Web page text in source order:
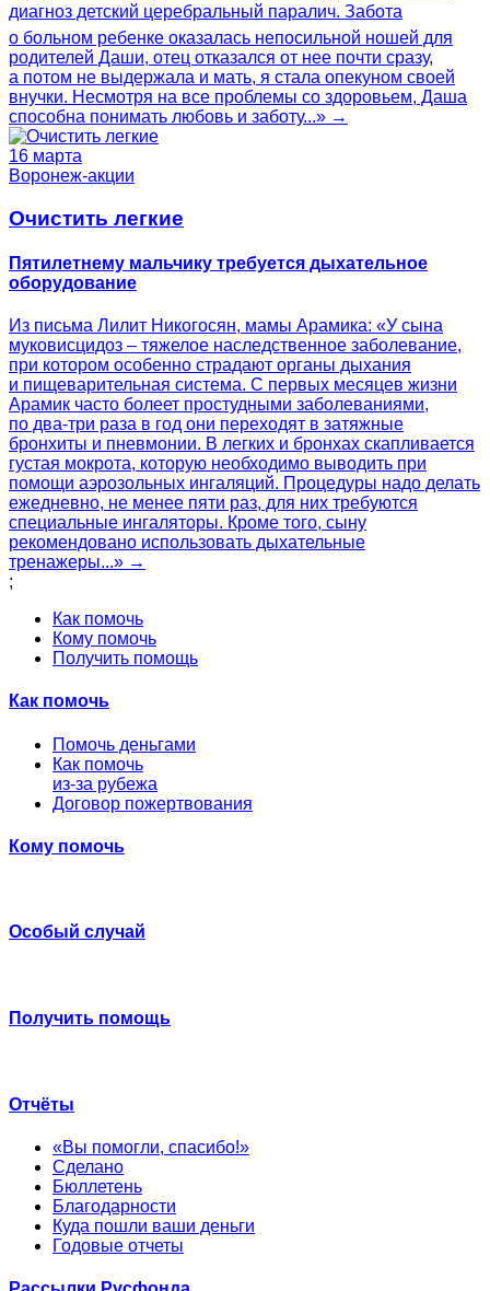
диагноз детский церебральный паралич. Забота
о больном ребенке оказалась непосильной ношей для
родителей Даши, отец отказался от нее почти сразу,
а потом не выдержала и мать, я стала опекуном своей
внучки. Несмотря на все проблемы со здоровьем, Даша
способна понимать любовь и заботу...» →
16 марта
Воронеж-акции
Очистить легкие
Пятилетнему мальчику требуется дыхательное
оборудование
Из письма Лилит Никогосян, мамы Арамика: «У сына
муковисцидоз – тяжелое наследственное заболевание,
при котором особенно страдают органы дыхания
и пищеварительная система. С первых месяцев жизни
Арамик часто болеет простудными заболеваниями,
по два-три раза в год они переходят в затяжные
бронхиты и пневмонии. В легких и бронхах скапливается
густая мокрота, которую необходимо выводить при
помощи аэрозольных ингаляций. Процедуры надо делать
ежедневно, не менее пяти раз, для них требуются
специальные ингаляторы. Кроме того, сыну
рекомендовано использовать дыхательные
тренажеры...» →
;
Как помочь
Кому помочь
Получить помощь
Как помочь
Помочь деньгами
Как помочь
из-за рубежа
Договор пожертвования
Кому помочь
Особый случай
Получить помощь
Отчёты
«Вы помогли, спасибо!»
Сделано
Бюллетень
Благодарности
Куда пошли ваши деньги
Годовые отчеты